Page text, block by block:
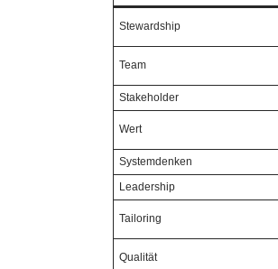
Stewardship
Team
Stakeholder
Wert
Systemdenken
Leadership
Tailoring
Qualität